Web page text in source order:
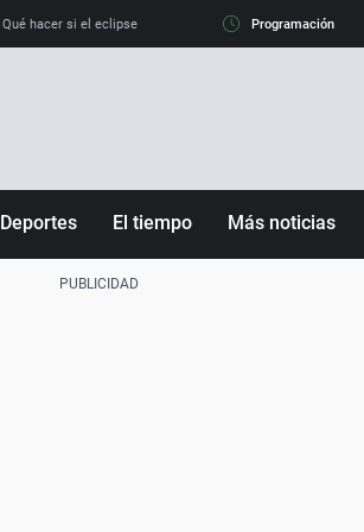
Qué hacer si el eclipse me pilla conduciendo Qué tiempo
Programación
Deportes El tiempo Más noticias